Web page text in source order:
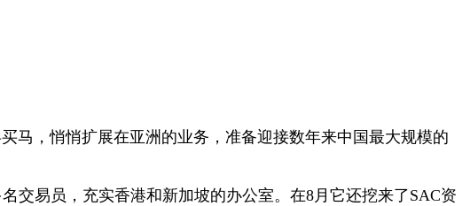
，悄悄扩展在亚洲的业务，准备迎接数年来中国最大规模的
易员，充实香港和新加坡的办公室。在8月它还挖来了SAC资